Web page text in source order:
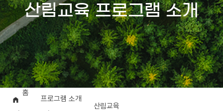
산림교육 프로그램 소개
홈
프로그램 소개
산림교육